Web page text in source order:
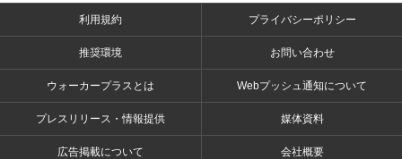
利用規約 プライバシーポリシー
推奨環境 お問い合わせ
ウォーカープラスとは Webプッシュ通知について
プレスリリース・情報提供 媒体資料
広告掲載について 会社概要